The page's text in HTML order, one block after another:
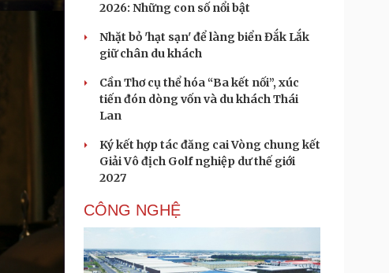
2026: Những con số nổi bật
Nhặt bỏ 'hạt sạn' để làng biển Đắk Lắk
giữ chân du khách
Cần Thơ cụ thể hóa “Ba kết nối”, xúc
tiến đón dòng vốn và du khách Thái
Lan
Ký kết hợp tác đăng cai Vòng chung kết
Giải Vô địch Golf nghiệp dư thế giới
2027
CÔNG NGHỆ